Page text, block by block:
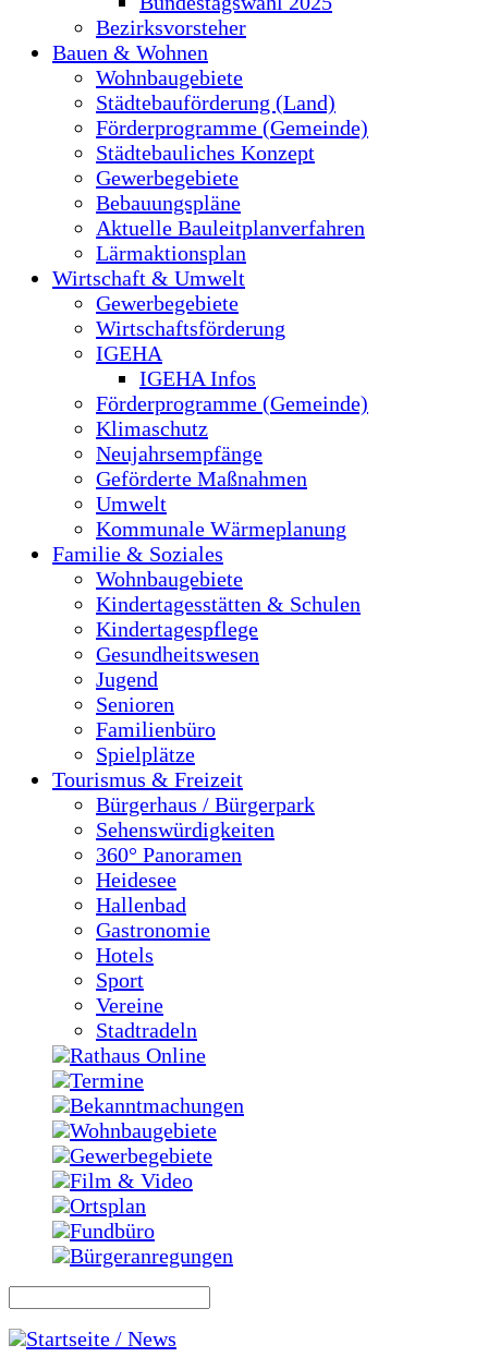
Bezirksvorsteher
Bauen & Wohnen
Wohnbaugebiete
Städtebauförderung (Land)
Förderprogramme (Gemeinde)
Städtebauliches Konzept
Gewerbegebiete
Bebauungspläne
Aktuelle Bauleitplanverfahren
Lärmaktionsplan
Wirtschaft & Umwelt
Gewerbegebiete
Wirtschaftsförderung
IGEHA
IGEHA Infos
Förderprogramme (Gemeinde)
Klimaschutz
Neujahrsempfänge
Geförderte Maßnahmen
Umwelt
Kommunale Wärmeplanung
Familie & Soziales
Wohnbaugebiete
Kindertagesstätten & Schulen
Kindertagespflege
Gesundheitswesen
Jugend
Senioren
Familienbüro
Spielplätze
Tourismus & Freizeit
Bürgerhaus / Bürgerpark
Sehenswürdigkeiten
360° Panoramen
Heidesee
Hallenbad
Gastronomie
Hotels
Sport
Vereine
Stadtradeln
Rathaus Online
Termine
Bekanntmachungen
Wohnbaugebiete
Gewerbegebiete
Film & Video
Ortsplan
Fundbüro
Bürgeranregungen
Startseite / News